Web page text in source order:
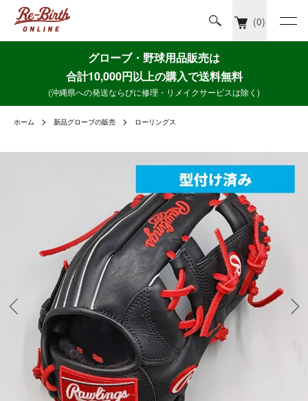
(0)
グローブ・野球用品販売は
合計10,000円以上の購入で送料無料
(沖縄県への発送ならびに修理・リメイクサービスは除く)
ホーム 新品グローブの販売 ローリングス